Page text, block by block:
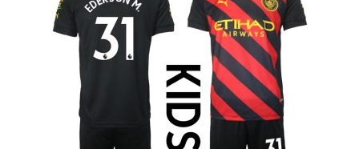
lahko
izberete
na
strani
izdelka